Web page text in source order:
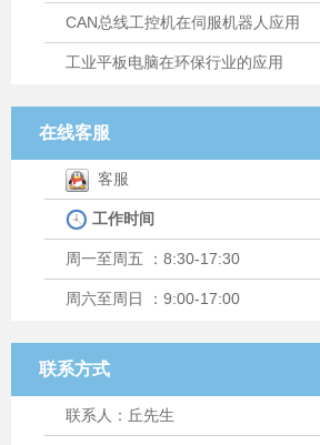
CAN总线工控机在伺服机器人应用
工业平板电脑在环保行业的应用
在线客服
客服
工作时间
周一至周五 ：8:30-17:30
周六至周日 ：9:00-17:00
联系方式
联系人：丘先生